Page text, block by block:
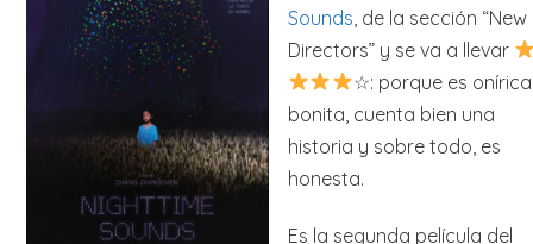
Sounds , de la sección “New
Directors” y se va a llevar
☆: porque es
bonita, cuenta bien una
historia y sobre todo, es
honesta.
Es la segunda película del